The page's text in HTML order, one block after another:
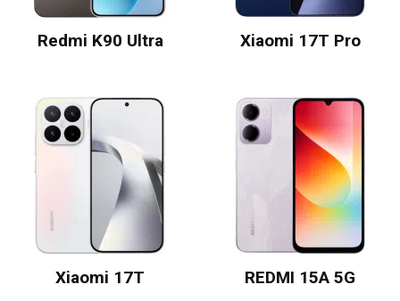
Redmi K90 Ultra Xiaomi 17T Pro
Xiaomi 17T REDMI 15A 5G